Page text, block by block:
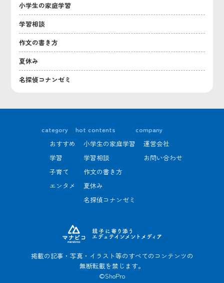
小学生の家庭学習
学習相談
作文の書き方
夏休み
名探偵コナンゼミ
掲載の記事・写真・イラスト等のすべてのコンテンツの
無断転載を禁じます。
©ShoPro
category
おすすめ
学習
子育て
エンタメ
hot contents
小学生の家庭学習
学習相談
作文の書き方
夏休み
名探偵コナンゼミ
company
運営会社
お問い合わせ